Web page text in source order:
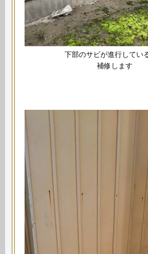
下部のサビが進行してい
補修します